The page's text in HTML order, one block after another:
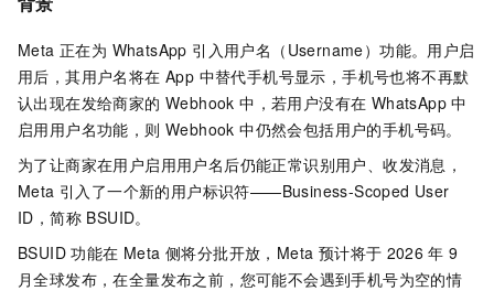
Meta 正在为 WhatsApp 引入用户名（Username）功能。用户启
用后，其用户名将在 App 中替代手机号显示，手机号也将不再默
认出现在发给商家的 Webhook 中，若用户没有在 WhatsApp 中
启用用户名功能，则 Webhook 中仍然会包括用户的手机号码。
为了让商家在用户启用用户名后仍能正常识别用户、收发消息，
Meta 引入了一个新的用户标识符——Business-Scoped User
ID，简称 BSUID。
BSUID 功能在 Meta 侧将分批开放，Meta 预计将于 2026 年 9
月全球发布，在全量发布之前，您可能不会遇到手机号为空的情